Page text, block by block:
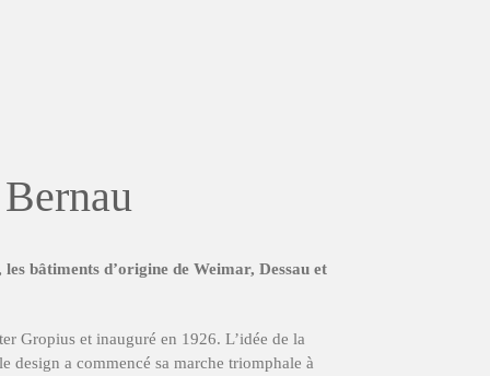
bâtiments d’origine de Weimar, Dessau et
Gropius et inauguré en 1926. L’idée de la
design a commencé sa marche triomphale à